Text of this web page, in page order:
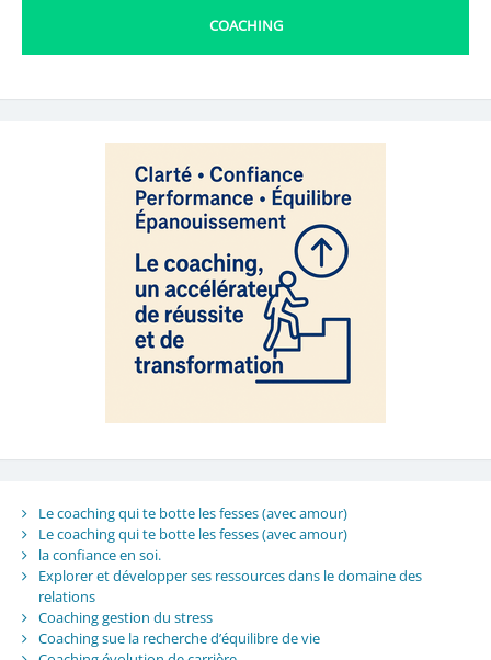
COACHING
Le coaching qui te botte les fesses (avec amour)
Le coaching qui te botte les fesses (avec amour)
la confiance en soi.
Explorer et développer ses ressources dans le domaine des
relations
Coaching gestion du stress
Coaching sue la recherche d’équilibre de vie